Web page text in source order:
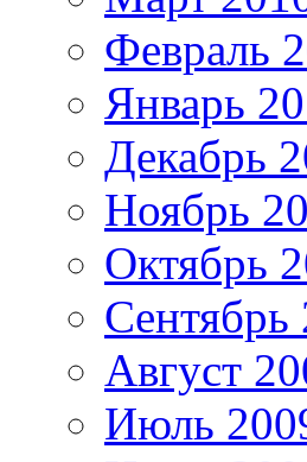
Февраль
Январь
Декабрь
Ноябрь
Октябрь
Сентябрь
Август
Июль